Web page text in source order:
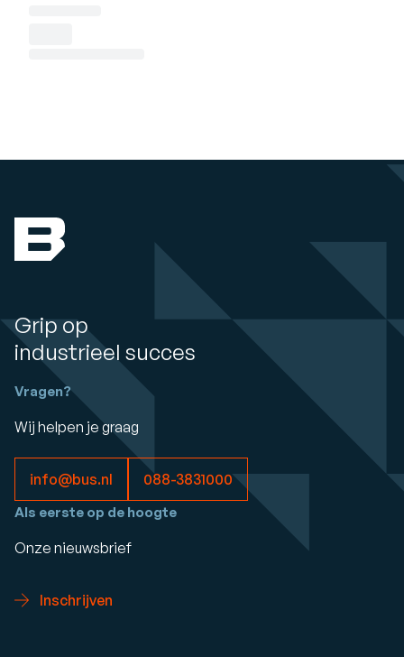
Grip op
industrieel succes
Vragen?
Wij helpen je graag
info@bus.nl 088-3831000
Als eerste op de hoogte
Onze nieuwsbrief
Inschrijven